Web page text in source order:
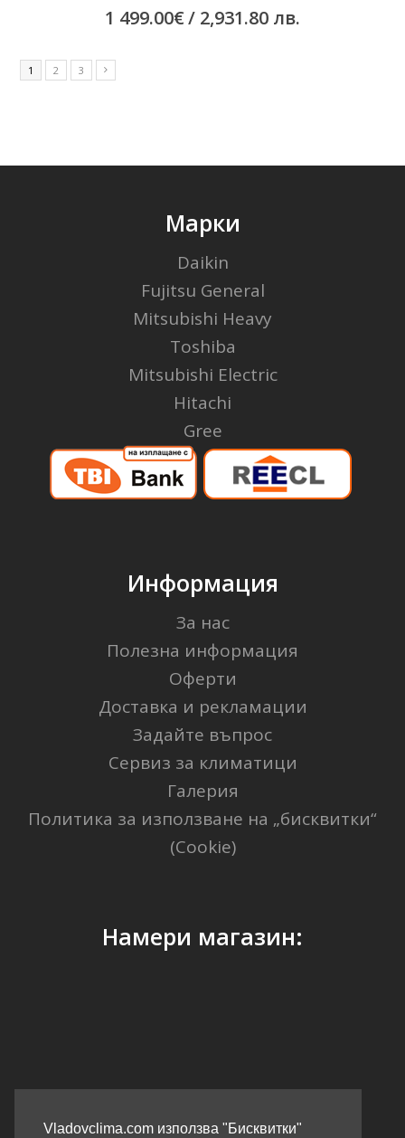
Vladovclima.com използва "Бисквитки"
1 499.00€/ 2,931.80 лв.
1 2 3
Марки
Daikin
Fujitsu General
Mitsubishi Heavy
Toshiba
Mitsubishi Electric
Hitachi
Gree
Информация
За нас
Полезна информация
Оферти
Доставка и рекламации
Задайте въпрос
Сервиз за климатици
Галерия
Политика за използване на „бисквитки“
(Cookie)
Намери магазин:
GPS Координати: 41.40338, 2.17403